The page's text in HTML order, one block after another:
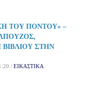
ΤΟΥ ΠΟΝΤΟΥ» –
ΣΤΗΝ
/ ΕΙΚΑΣΤΙΚΑ